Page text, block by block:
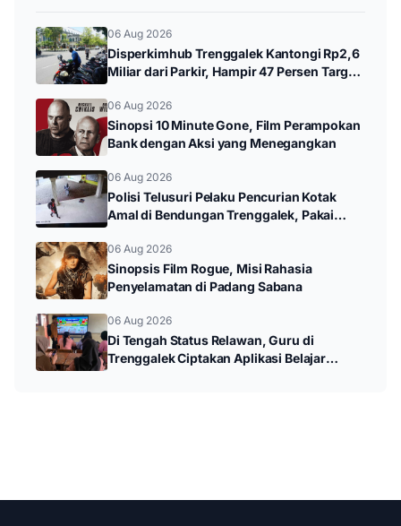
06 Aug 2026
Disperkimhub Trenggalek Kantongi Rp2,6
Miliar dari Parkir, Hampir 47 Persen Target
06 Aug 2026
Sinopsi 10 Minute Gone, Film Perampokan
Bank dengan Aksi yang Menegangkan
06 Aug 2026
Polisi Telusuri Pelaku Pencurian Kotak
Amal di Bendungan Trenggalek, Pakai
06 Aug 2026
Sinopsis Film Rogue, Misi Rahasia
Penyelamatan di Padang Sabana
06 Aug 2026
Di Tengah Status Relawan, Guru di
Trenggalek Ciptakan Aplikasi Belajar